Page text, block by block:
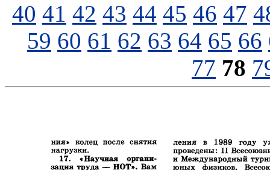
40 41 42 43 44 45 46 47
59 60 61 62 63 64 65 66
77 78